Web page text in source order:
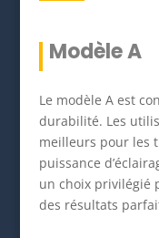
Modèle A
Le modèle A est
durabilité. Les
meilleurs pour les
puissance
un choix privilégié
des résultats